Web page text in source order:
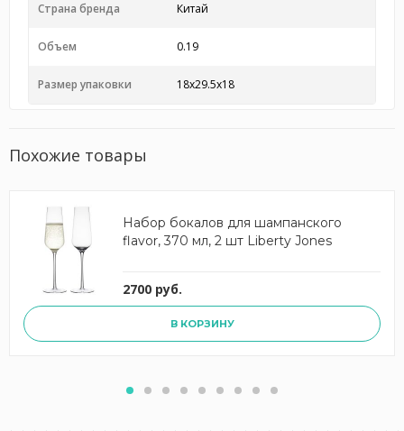
Страна бренда Китай
Объем 0.19
Размер упаковки 18x29.5x18
Похожие товары
Набор бокалов для шампанского
flavor, 370 мл, 2 шт Liberty Jones
2700 руб.
В КОРЗИНУ